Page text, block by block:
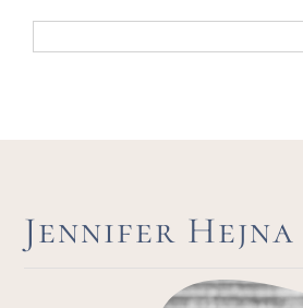
nach:
Jennifer Hejna